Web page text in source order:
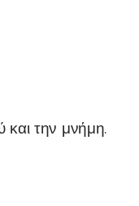
και την μνήμη.